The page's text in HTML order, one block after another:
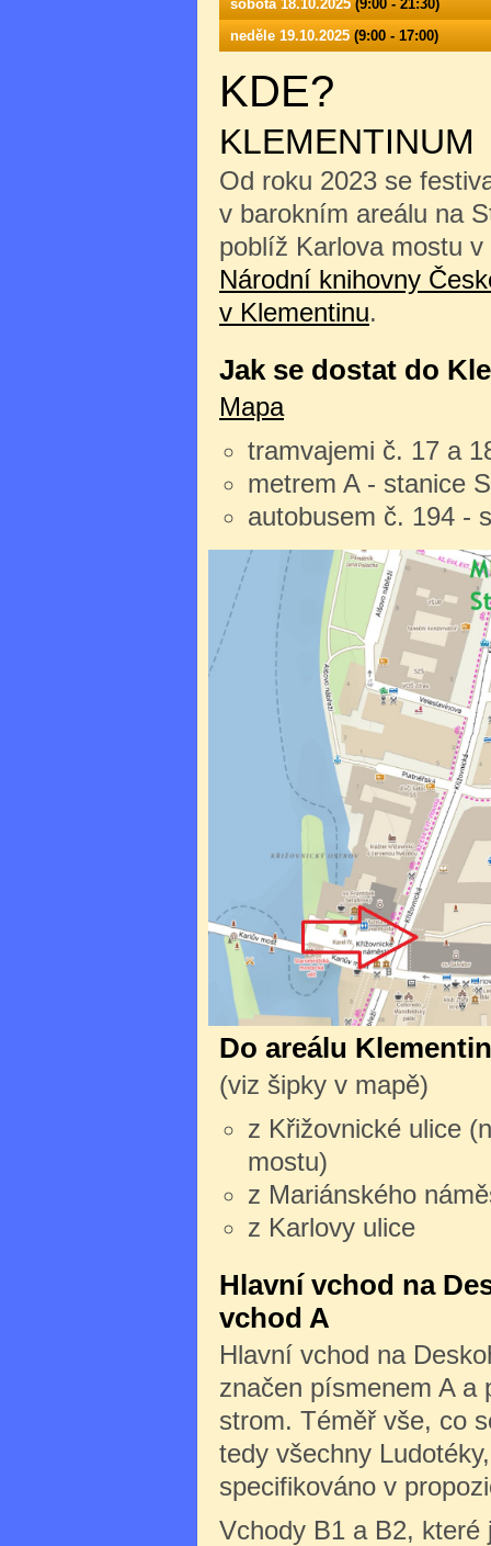
sobota 18.10.2025 (9:00 - 21:30)
neděle 19.10.2025 (9:00 - 17:00)
KDE?
KLEMENTINUM
Od roku 2023 se
v barokním areálu na
poblíž Karlova mostu
Národní knihovny
v Klementinu.
Jak se dostat do
Mapa
tramvajemi č. 17 a
metrem A - stanice
autobusem č. 194 -
Do areálu
(viz šipky v mapě)
z Křižovnické ulice
mostu)
z Mariánského
z Karlovy ulice
Hlavní vchod na
vchod A
Hlavní vchod na
značen písmenem A a
strom. Téměř vše, co
tedy všechny
specifikováno v
Vchody B1 a B2, které